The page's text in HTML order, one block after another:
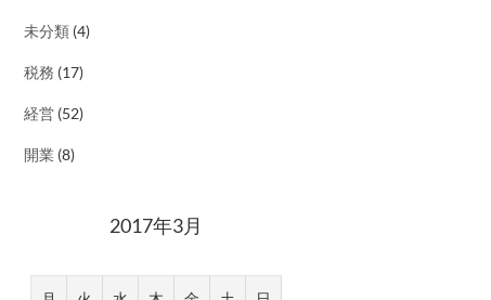
未分類 (4)
税務 (17)
経営 (52)
開業 (8)
2017年3月